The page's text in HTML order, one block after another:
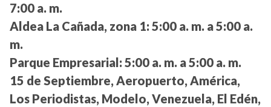
7:00 a. m.
Aldea La Cañada, zona 1: 5:00 a. m. a 5:00 a.
m.
Parque Empresarial: 5:00 a. m. a 5:00 a. m.
15 de Septiembre, Aeropuerto, América,
Los Periodistas, Modelo, Venezuela, El Edén,